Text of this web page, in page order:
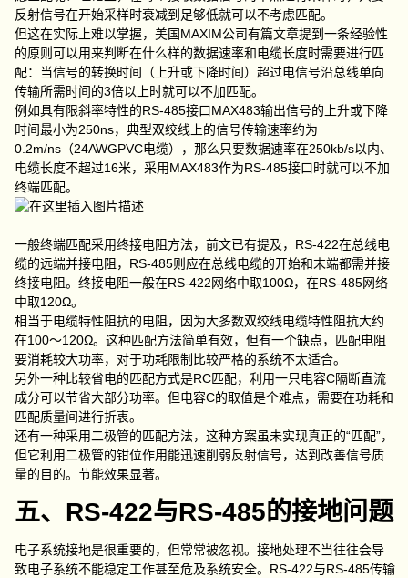
反射信号在开始采样时衰减到足够低就可以不考虑匹配。
但这在实际上难以掌握，美国MAXIM公司有篇文章提到一条经验性
的原则可以用来判断在什么样的数据速率和电缆长度时需要进行匹
配：当信号的转换时间（上升或下降时间）超过电信号沿总线单向
传输所需时间的3倍以上时就可以不加匹配。
例如具有限斜率特性的RS-485接口MAX483输出信号的上升或下降
时间最小为250ns，典型双绞线上的信号传输速率约为
0.2m/ns（24AWGPVC电缆），那么只要数据速率在250kb/s以内、
电缆长度不超过16米，采用MAX483作为RS-485接口时就可以不加
终端匹配。
一般终端匹配采用终接电阻方法，前文已有提及，RS-422在总线电
缆的远端并接电阻，RS-485则应在总线电缆的开始和末端都需并接
终接电阻。终接电阻一般在RS-422网络中取100Ω，在RS-485网络
中取120Ω。
相当于电缆特性阻抗的电阻，因为大多数双绞线电缆特性阻抗大约
在100～120Ω。这种匹配方法简单有效，但有一个缺点，匹配电阻
要消耗较大功率，对于功耗限制比较严格的系统不太适合。
另外一种比较省电的匹配方式是RC匹配，利用一只电容C隔断直流
成分可以节省大部分功率。但电容C的取值是个难点，需要在功耗和
匹配质量间进行折衷。
还有一种采用二极管的匹配方法，这种方案虽未实现真正的“匹配”，
但它利用二极管的钳位作用能迅速削弱反射信号，达到改善信号质
量的目的。节能效果显著。
五、RS-422与RS-485的接地问题
电子系统接地是很重要的，但常常被忽视。接地处理不当往往会导
致电子系统不能稳定工作甚至危及系统安全。RS-422与RS-485传输